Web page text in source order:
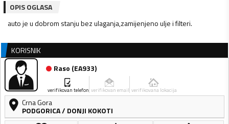
OPIS OGLASA
auto je u dobrom stanju bez ulaganja,zamijenjeno ulje i filteri.
KORISNIK
Raso (EA933)
verifikovan telefon verifikovan email verifikovana lokacija
Crna Gora
PODGORICA/ DONJI KOKOTI